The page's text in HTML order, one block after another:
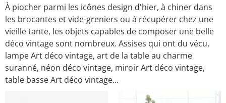
À piocher parmi les icônes design d'hier, à chiner dans
les brocantes et vide-greniers ou à récupérer chez une
vieille tante, les objets capables de composer une belle
déco vintage sont nombreux. Assises qui ont du vécu,
lampe Art déco vintage, art de la table au charme
suranné, néon déco vintage, miroir Art déco vintage,
table basse Art déco vintage...